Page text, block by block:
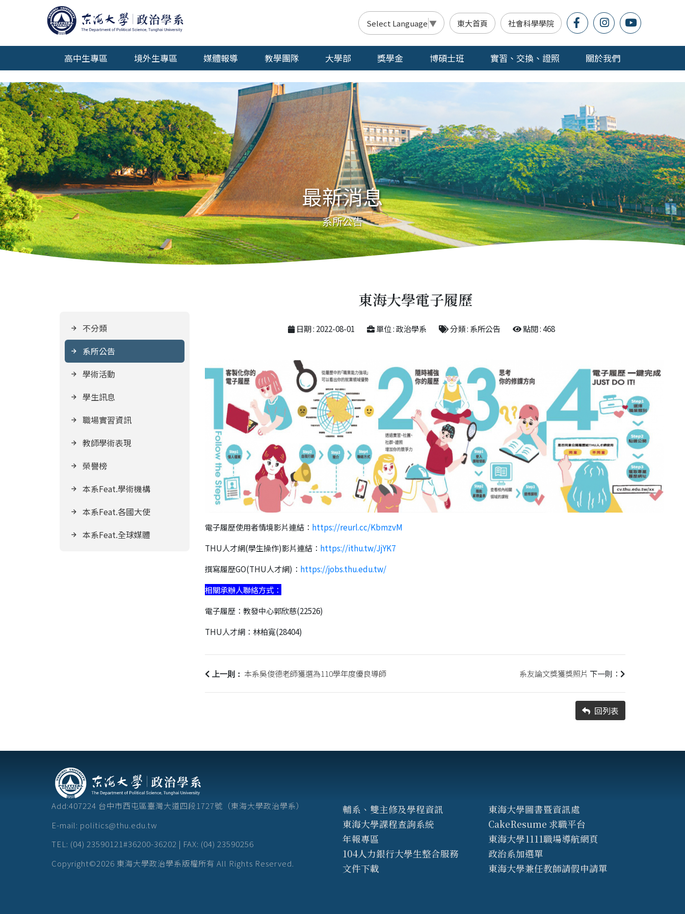
Select Language ▼ 東大首頁 社會科學學院
高中生專區 境外生專區 媒體報導 教學團隊 大學部 獎學金 博碩士班 實習、交換、證照 關於我們
最新消息
系所公告
不分類
系所公告
學術活動
學生訊息
職場實習資訊
教師學術表現
榮譽榜
本系Feat.學術機構
本系Feat.各國大使
本系Feat.全球媒體
東海大學電子履歷
日期 : 2022-08-01 單位 : 政治學系 分類 : 系所公告 點閱 : 468
電子履歷使用者情境影片連結： https://reurl.cc/KbmzvM
THU人才網(學生操作)影片連結： https://ithu.tw/JjYK7
撰寫履歷GO(THU人才網)： https://jobs.thu.edu.tw/
相關承辦人聯絡方式：
電子履歷：教發中心郭欣慈(22526)
THU人才網：林柏寬(28404)
上一則： 本系吳俊德老師獲選為110學年度優良導師 系友論文獎獲獎照片 下一則：
回列表
輔系、雙主修及學程資訊
東海大學圖書暨資訊處
東海大學課程查詢系統
CakeResume 求職平台
年報專區
東海大學1111職場導航網頁
104人力銀行大學生整合服務
政治系加選單
文件下載
東海大學兼任教師請假申請單
Add:407224 台中市西屯區臺灣大道四段1727號（東海大學政治學系）
E-mail: politics@thu.edu.tw
TEL: (04) 23590121#36200-36202 | FAX: (04) 23590256
Copyright©2026 東海大學政治學系版權所有 All Rights Reserved.